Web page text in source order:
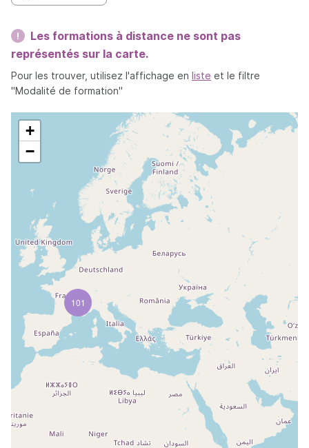
Les formations à distance ne sont pas
représentés sur la carte.
Pour les trouver, utilisez l'affichage en liste et le filtre
"Modalité de formation"
101
+
−